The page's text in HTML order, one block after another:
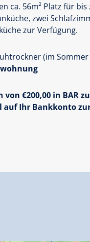
ca. 56m² Platz für bis
zwei
zur Verfügung.
(im
€200,00 in BAR
auf Ihr Bankkonto